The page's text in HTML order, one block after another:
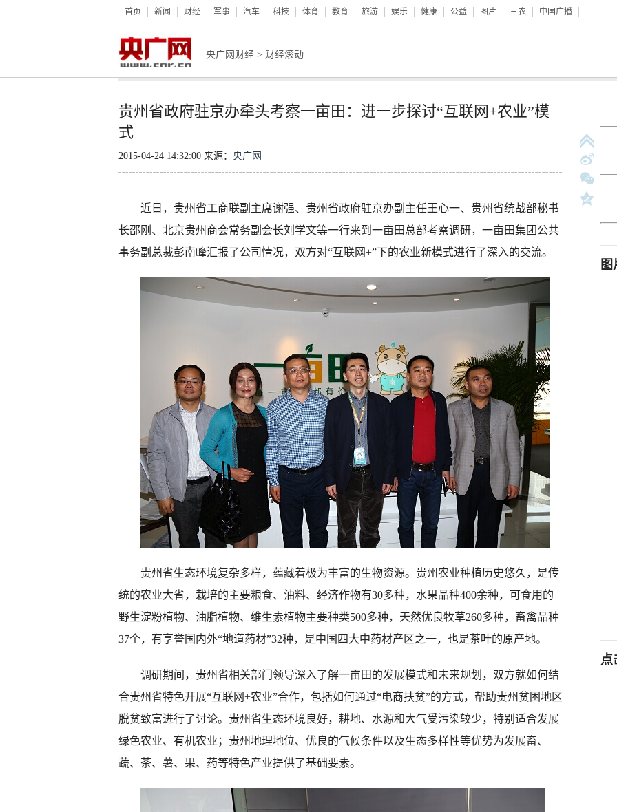
首页 新闻 财经 军事 汽车 科技 体育 教育 旅游 娱乐 健康 公益 图片 三农 中国广播
央广网财经 > 财经滚动
贵州省政府驻京办牵头考察一亩田：进一步探讨“互联网+农业”模
式
2015-04-24 14:32:00 来源： 央广网
近日，贵州省工商联副主席谢强、贵州省政府驻京办副主任王心一、贵州省统战部秘书
长邵刚、北京贵州商会常务副会长刘学文等一行来到一亩田总部考察调研，一亩田集团公共
事务副总裁彭南峰汇报了公司情况，双方对“互联网+”下的农业新模式进行了深入的交流。
贵州省生态环境复杂多样，蕴藏着极为丰富的生物资源。贵州农业种植历史悠久，是传
统的农业大省，栽培的主要粮食、油料、经济作物有30多种，水果品种400余种，可食用的
野生淀粉植物、油脂植物、维生素植物主要种类500多种，天然优良牧草260多种，畜禽品种
37个，有享誉国内外“地道药材”32种，是中国四大中药材产区之一，也是茶叶的原产地。
调研期间，贵州省相关部门领导深入了解一亩田的发展模式和未来规划，双方就如何结
合贵州省特色开展“互联网+农业”合作，包括如何通过“电商扶贫”的方式，帮助贵州贫困地区
脱贫致富进行了讨论。贵州省生态环境良好，耕地、水源和大气受污染较少，特别适合发展
绿色农业、有机农业；贵州地理地位、优良的气候条件以及生态多样性等优势为发展畜、
蔬、茶、薯、果、药等特色产业提供了基础要素。
点